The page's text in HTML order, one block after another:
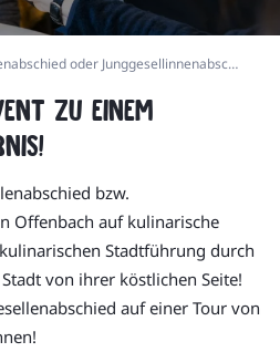
Junggesellenabschied oder Junggesellinnenabschied in Offenbach
zu einem
bzw.
Offenbach auf kulinarische
Stadtführung durch
von ihrer köstlichen Seite!
auf einer Tour von